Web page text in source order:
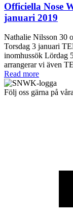
Officiella Nose
januari 2019
Nathalie Nilsson 30
Torsdag 3 januari
inomhussök Lördag
arrangerar vi även
Read more
Följ oss gärna på